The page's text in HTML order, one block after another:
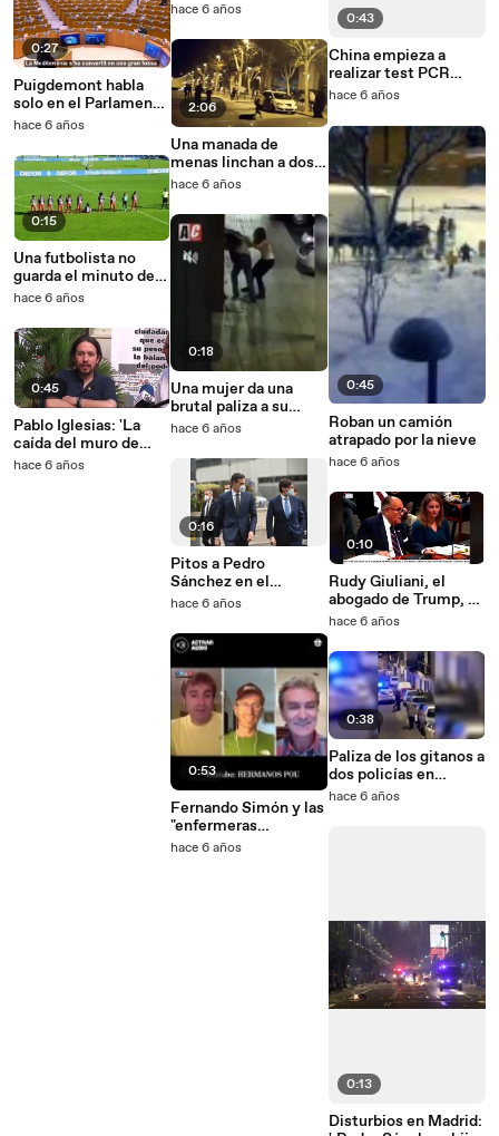
0:27
Puigdemont habla
solo en el Parlamento
Europeo
hace 6 años
0:15
Una futbolista no
guarda el minuto de
silencio por Maradona
hace 6 años
0:45
Pablo Iglesias: 'La
caída del muro de
Berlín fue una mala
hace 6 años
hace 6 años
2:06
Una manada de
menas linchan a dos
Mossos d'Esquadra
hace 6 años
0:18
Una mujer da una
brutal paliza a su
pareja en la calle
hace 6 años
0:16
Pitos a Pedro
Sánchez en el
Hospital de la Paz
hace 6 años
0:53
Fernando Simón y las
"enfermeras
infecciosas"
hace 6 años
0:43
China empieza a
realizar test PCR
anales
hace 6 años
0:45
Roban un camión
atrapado por la nieve
hace 6 años
0:10
Rudy Giuliani, el
abogado de Trump, se
tira un pedo
hace 6 años
0:38
Paliza de los gitanos a
dos policías en
Alhaurín de la Torre
hace 6 años
0:13
Disturbios en Madrid: